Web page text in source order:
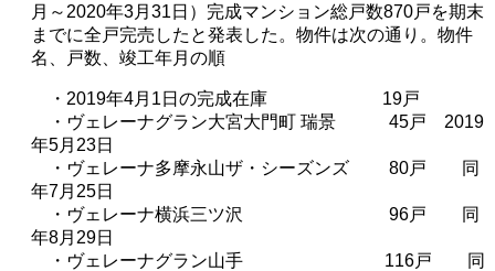
月～ 2020年3月 31 日）完成マンション総戸数870戸を期末
までに全戸完売したと発表した。物件は次の通り。物件
名、戸数、竣工年月の順
・ 2019年4月 1 日の完成在庫 19戸
・ヴェレーナグラン大宮大門町 瑞景 45戸 2019
年5月 23日
・ヴェレーナ多摩永山ザ・シーズンズ 80戸 同
年7月 25日
・ヴェレーナ横浜三ツ沢
96戸
同
年8月 29日
・ヴェレーナグラン山手 116戸
同